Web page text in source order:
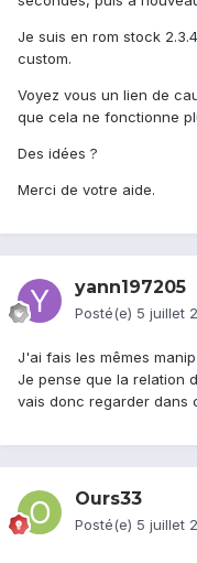
Je suis en rom stock
custom.
Voyez vous un lien de
que cela ne fonctionne
Des idées ?
Merci de votre aide.
yann197205
Posté(e) 5 juillet
J'ai fais les mêmes
Je pense que la relation
vais donc regarder dans
Ours33
Posté(e) 5 juillet